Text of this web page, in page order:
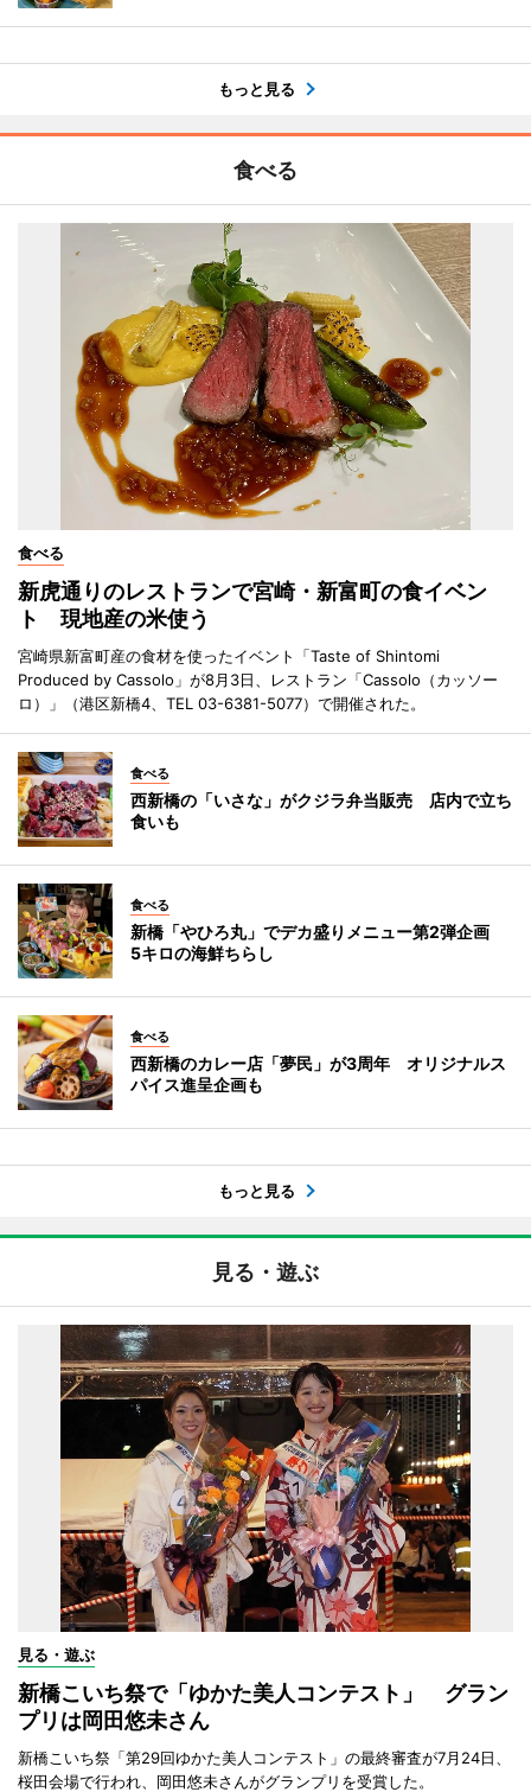
もっと見る
食べる
食べる
新虎通りのレストランで宮崎・新富町の食イベン
ト 現地産の米使う
宮崎県新富町産の食材を使ったイベント「Taste of Shintomi
Produced by Cassolo」が8月3日、レストラン「Cassolo（カッソー
ロ）」（港区新橋4、TEL 03-6381-5077）で開催された。
食べる
西新橋の「いさな」がクジラ弁当販売 店内で立ち
食いも
食べる
新橋「やひろ丸」でデカ盛りメニュー第2弾企画
5キロの海鮮ちらし
食べる
西新橋のカレー店「夢民」が3周年 オリジナルス
パイス進呈企画も
もっと見る
見る・遊ぶ
見る・遊ぶ
新橋こいち祭で「ゆかた美人コンテスト」 グラン
プリは岡田悠未さん
新橋こいち祭「第29回ゆかた美人コンテスト」の最終審査が7月24日、
桜田会場で行われ、岡田悠未さんがグランプリを受賞した。